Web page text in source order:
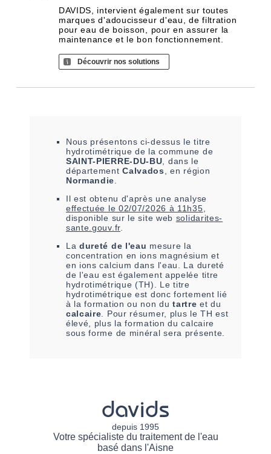
DAVIDS, intervient également sur toutes
marques d'adoucisseur d'eau, de filtration
pour eau de boisson, pour en assurer la
maintenance et le bon fonctionnement.
Découvrir nos solutions
Nous présentons ci-dessus le titre
hydrotimétrique de la commune de
SAINT-PIERRE-DU-BU , dans le
départementCalvados
, en région
Normandie
Il est obtenu d'après une analyse
effectuée le 02/07/2026 à 11h35
disponible sur le site web solidarites-
sante.gouv.fr.
La dureté de l'eau mesure la
concentration en ions magnésium et
en ions calcium dans l'eau. La dureté
de l'eau est également appelée titre
hydrotimétrique (TH). Le titre
hydrotimétrique est donc fortement lié
à la formation ou non dutartre et du
calcaire . Pour résumer, plus le TH est
élevé, plus la formation du calcaire
sous forme de minéral sera présente.
davids
depuis 1995
Votre spécialiste du traitement de l'eau
basé dans l'Aisne